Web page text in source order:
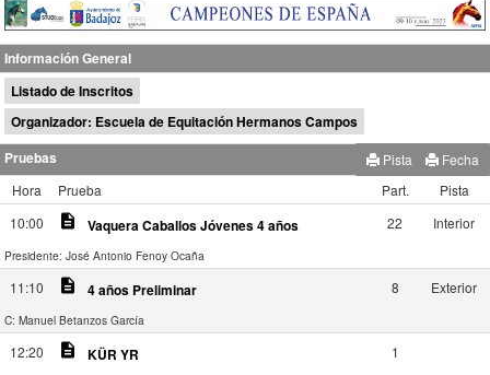
Información General
Listado de Inscritos
Organizador: Escuela de Equitación Hermanos Campos
Pruebas
Fecha
Pista
Hora
Prueba Part.
Pista
10:00
description Vaquera Caballos Jóvenes 4 años 22 Interior
Presidente: José Antonio Fenoy Ocaña
11:10 description 4 años Preliminar 8 Exterior
C: Manuel Betanzos García
12:20 description KÜR YR 1